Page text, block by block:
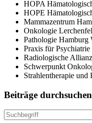
HOPA
HOPE
Mammazentrum
Onkologie
Pathologie Hamburg
Praxis für
Radiologische Allianz
Schwerpunkt
Strahlentherapie
Beiträge durchsuchen